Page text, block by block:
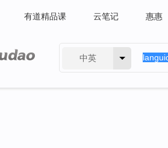
有道精品课 云笔记 惠惠
中英